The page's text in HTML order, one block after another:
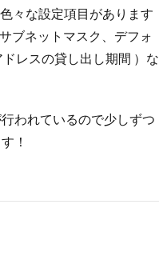
々な設定項目があります
ブネットマスク、デフォ
レスの貸し出し期間 ）な
われているので少しずつ
！